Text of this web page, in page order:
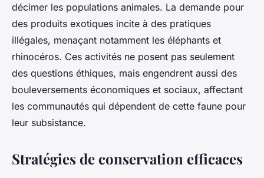
décimer les populations animales. La demande pour
des produits exotiques incite à des pratiques
illégales, menaçant notamment les éléphants et
rhinocéros. Ces activités ne posent pas seulement
des questions éthiques, mais engendrent aussi des
bouleversements économiques et sociaux, affectant
les communautés qui dépendent de cette faune pour
leur subsistance.
Stratégies de conservation efficaces